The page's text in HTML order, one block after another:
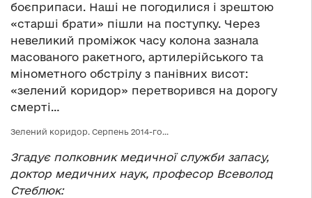
боєприпаси. Наші не погодилися і зрештою
«старші брати» пішли на поступку. Через
невеликий проміжок часу колона зазнала
масованого ракетного, артилерійського та
мінометного обстрілу з панівних висот:
«зелений коридор» перетворився на дорогу
смерті…
Зелений коридор. Серпень 2014-го…
Згадує полковник медичної служби запасу,
доктор медичних наук, професор Всеволод
Стеблюк: